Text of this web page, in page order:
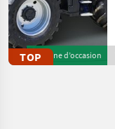
TOPMachine d’occasion